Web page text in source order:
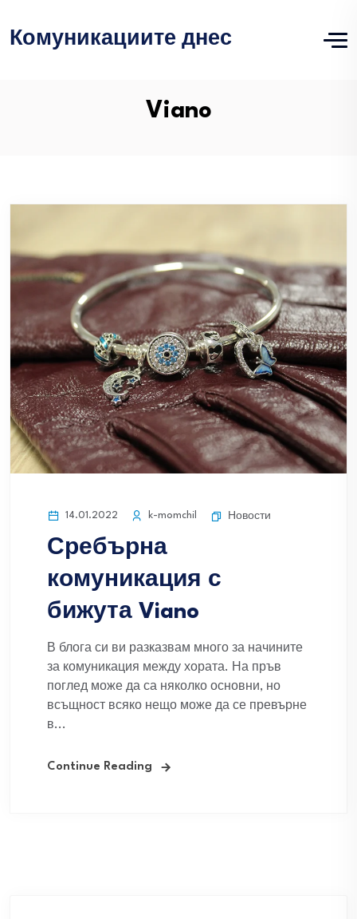
Комуникациите днес
Viano
14.01.2022 k-momchil Новости
Сребърна
комуникация с
бижута Viano
В блога си ви разказвам много за начините
за комуникация между хората. На пръв
поглед може да са няколко основни, но
всъщност всяко нещо може да се превърне
в...
Continue Reading